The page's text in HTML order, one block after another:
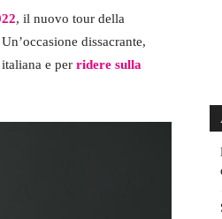
, il nuovo tour della
Un’occasione dissacrante,
e per ridere sulla